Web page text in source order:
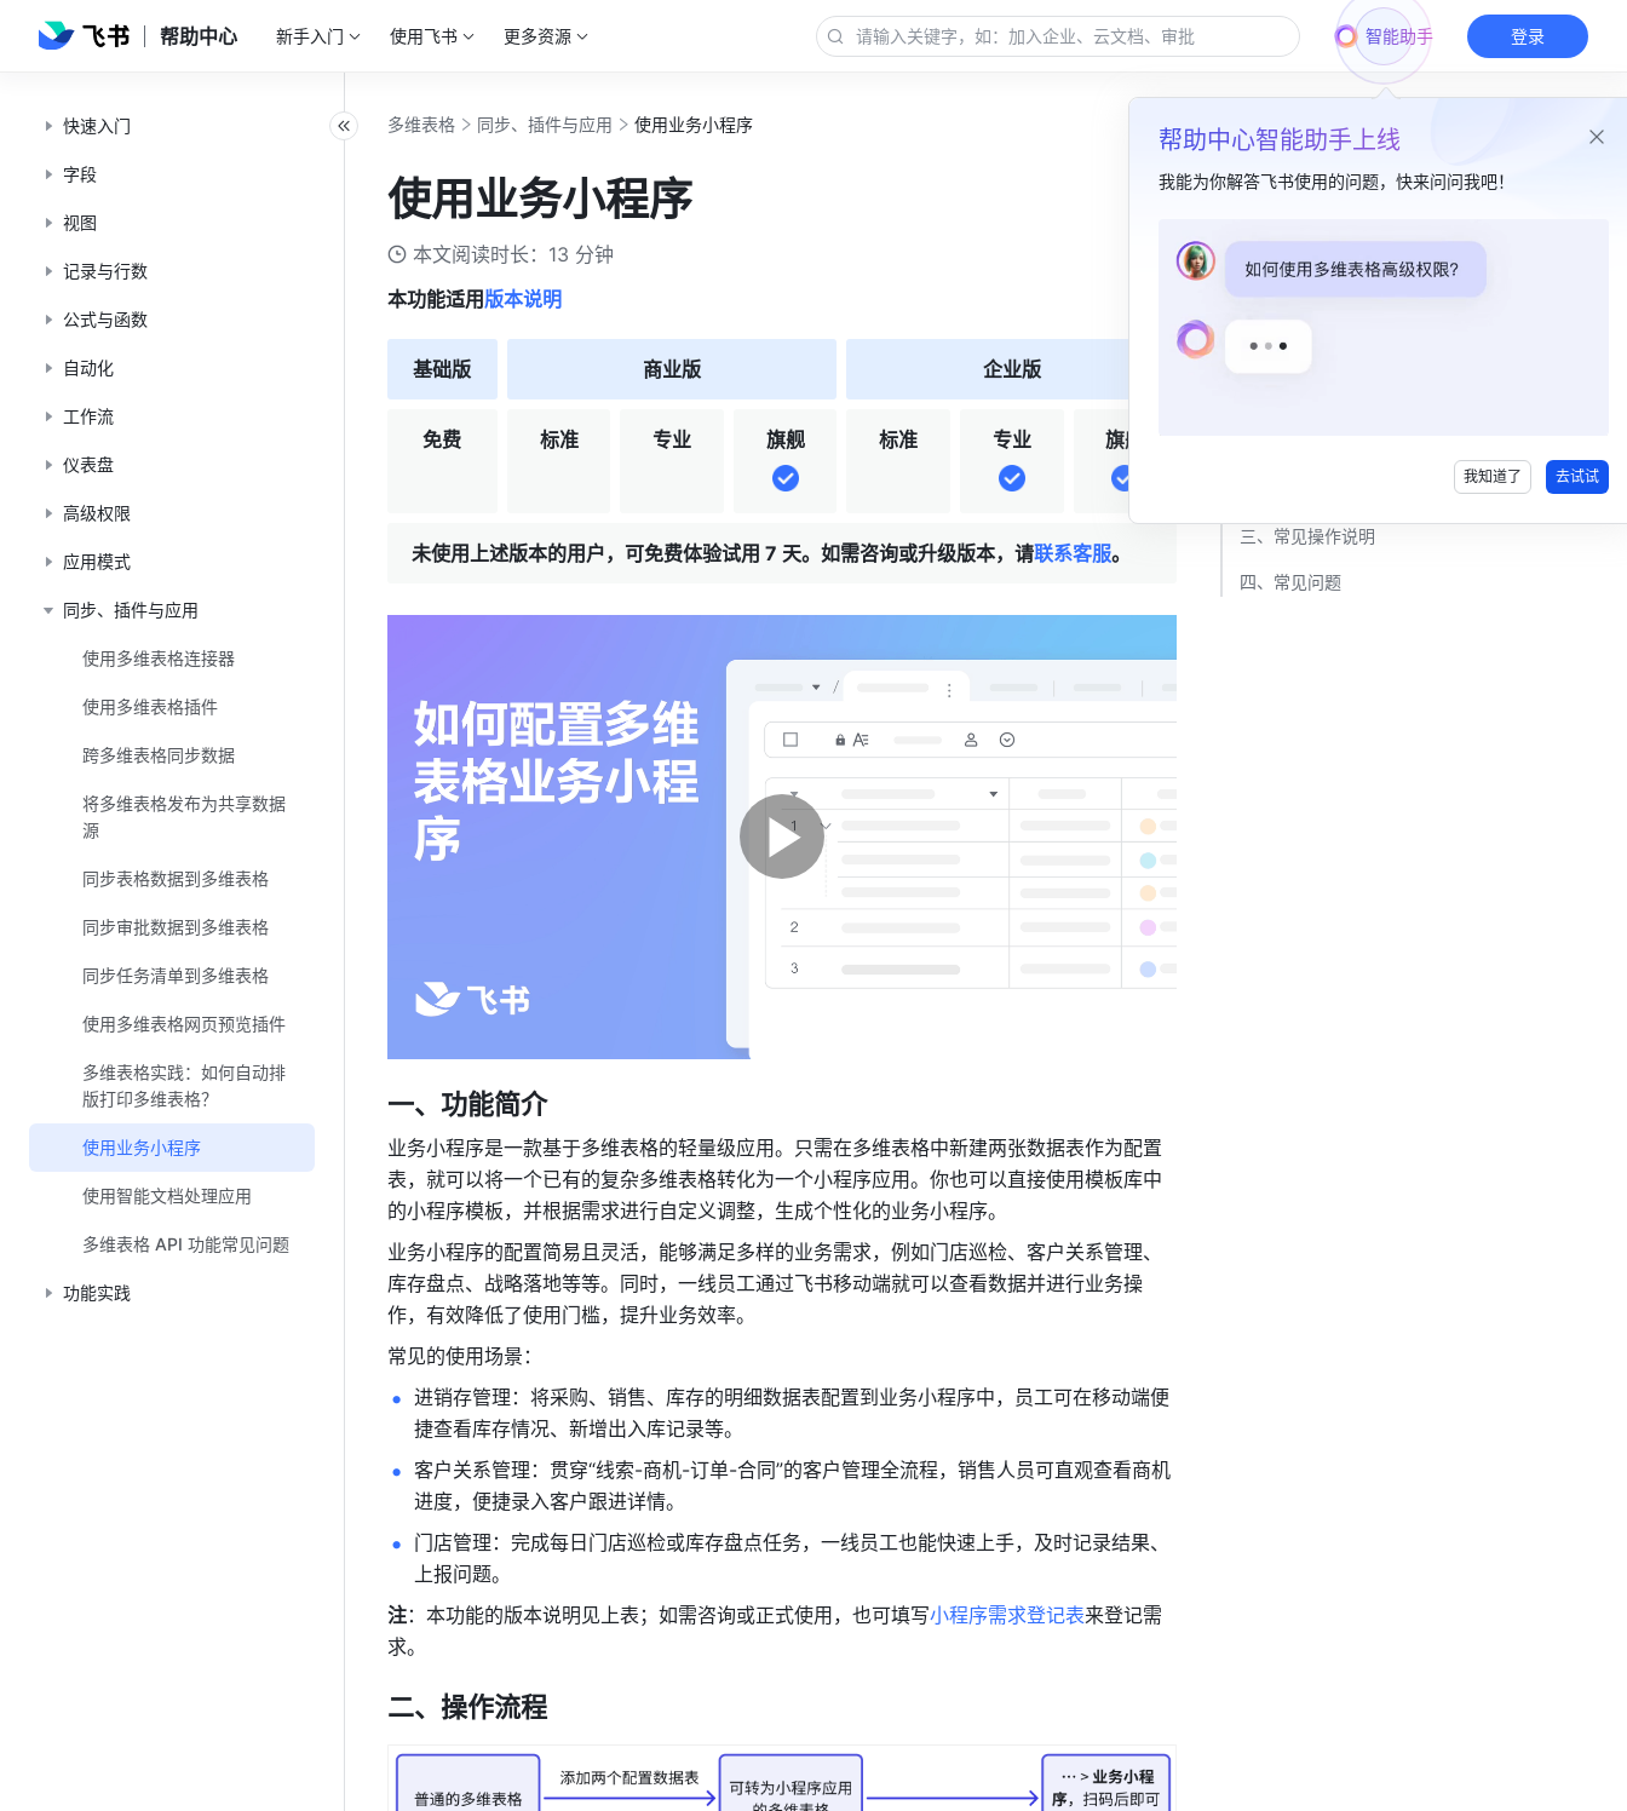
帮助中心 新手入门 使用飞书 更多资源 智能助手
帮助中心智能助手上线
我能为你解答飞书使用的问题，快来问问我吧！
我知道了 去试试
登录
快速入门
字段
视图
记录与行数
公式与函数
自动化
工作流
仪表盘
高级权限
应用模式
同步、插件与应用
使用多维表格连接器
使用多维表格插件
跨多维表格同步数据
将多维表格发布为共享数据
源
同步表格数据到多维表格
同步审批数据到多维表格
同步任务清单到多维表格
使用多维表格网页预览插件
多维表格实践：如何自动排
版打印多维表格？
使用业务小程序
使用智能文档处理应用
多维表格 API 功能常见问题
功能实践
多维表格 同步、插件与应用 使用业务小程序
使用业务小程序
本文阅读时长：13 分钟
本功能适用 版本说明
基础版
免费
商业版
标准 专业 旗舰
企业版
标准 专业 旗舰
未使用上述版本的用户，可免费体验试用 7 天。如需咨询或升级版本，请联系客服。
一、功能简介
业务小程序是一款基于多维表格的轻量级应用。只需在多维表格中新建两张数据表作为配置
表，就可以将一个已有的复杂多维表格转化为一个小程序应用。你也可以直接使用模板库中
的小程序模板，并根据需求进行自定义调整，生成个性化的业务小程序。
业务小程序的配置简易且灵活，能够满足多样的业务需求，例如门店巡检、客户关系管理、
库存盘点、战略落地等等。同时，一线员工通过飞书移动端就可以查看数据并进行业务操
作，有效降低了使用门槛，提升业务效率。
常见的使用场景：
进销存管理：将采购、销售、库存的明细数据表配置到业务小程序中，员工可在移动端便
捷查看库存情况、新增出入库记录等。
客户关系管理：贯穿“线索-商机-订单-合同”的客户管理全流程，销售人员可直观查看商机
进度，便捷录入客户跟进详情。
门店管理：完成每日门店巡检或库存盘点任务，一线员工也能快速上手，及时记录结果、
上报问题。
注：本功能的版本说明见上表；如需咨询或正式使用，也可填写小程序需求登记表来登记需
求。
二、操作流程
本篇目录
二、操作流程​
三、常见操作说明​
四、常见问题​